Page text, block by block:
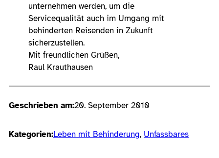
unternehmen werden, um die
Servicequalität auch im Umgang mit
behinderten Reisenden in Zukunft
sicherzustellen.
Mit freundlichen Grüßen,
Raul Krauthausen
Geschrieben am:20. September 2010
Kategorien:Leben mit Behinderung, Unfassbares